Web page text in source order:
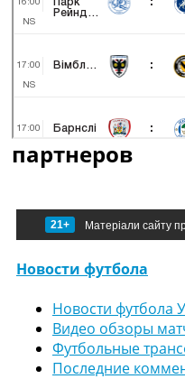
партнеров
21+ Матеріали сайту
Новости футбола
Новости футбола
Видео обзоры
Футбольные
Последние